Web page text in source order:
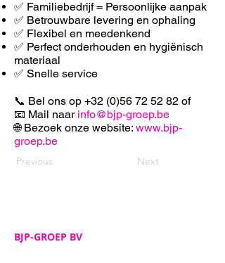
✅ Familiebedrijf = Persoonlijke aanpak
✅ Betrouwbare levering en ophaling
✅ Flexibel en meedenkend
✅ Perfect onderhouden en hygiënisch
materiaal
✅ Snelle service
📞 Bel ons op +32 (0)56 72 52 82 of
📧 Mail naar info@bjp-groep.be
🌐 Bezoek onze website: www.bjp-
groep.be
Previous Next
BJP-GROEP BV